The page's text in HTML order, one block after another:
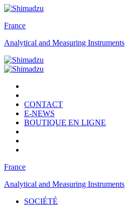
France
Analytical and Measuring Instruments
CONTACT
E-NEWS
BOUTIQUE EN LIGNE
France
Analytical and Measuring Instruments
SOCIÉTÉ